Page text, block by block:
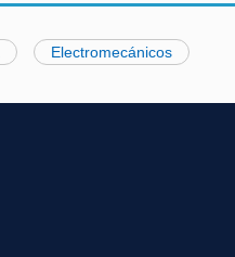
Electromecánicos